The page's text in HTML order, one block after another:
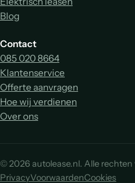
Blog
Contact
085 020 8664
Klantenservice
Offerte aanvragen
Hoe wij verdienen
Over ons
© 2026 autolease.nl. Alle
PrivacyVoorwaardenCookies